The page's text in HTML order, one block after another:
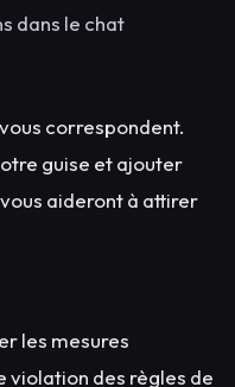
dans le chat
correspondent.
guise et ajouter
aideront à attirer
les mesures
violation des règles de